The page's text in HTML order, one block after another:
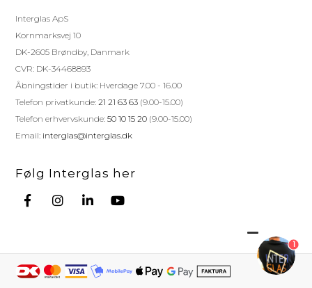
Interglas ApS
Kornmarksvej 10
DK-2605 Brøndby, Danmark
CVR: DK-34468893
Åbningstider i butik: Hverdage 7.00 - 16.00
Telefon privatkunde:21 21 63 63 (9.00-15.00)
Telefon erhvervskunde:50 10 15 20 (9.00-15.00)
Email: interglas@interglas.dk
Følg Interglas her
1